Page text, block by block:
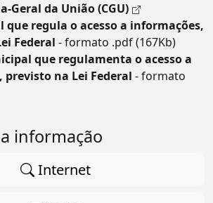
Geral da União (CGU)
que regula o acesso a informações,
Federal - formato .pdf (167Kb)
que regulamenta o acesso a
previsto na Lei Federal - formato
informação
Internet